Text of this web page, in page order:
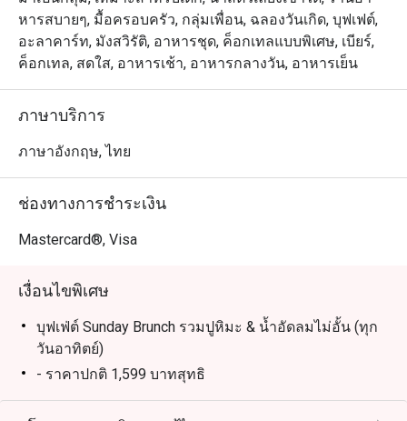
หารสบายๆ, มื้อครอบครัว, กลุ่มเพื่อน, ฉลองวันเกิด, บุฟเฟต์,
อะลาคาร์ท, มังสวิรัติ, อาหารชุด, ค็อกเทลแบบพิเศษ, เบียร์,
ค็อกเทล, สดใส, อาหารเช้า, อาหารกลางวัน, อาหารเย็น
ภาษาบริการ
ภาษาอังกฤษ, ไทย
ช่องทางการชำระเงิน
Mastercard®, Visa
เงื่อนไขพิเศษ
บุฟเฟ่ต์ Sunday Brunch รวมปูหิมะ & น้ำอัดลมไม่อั้น (ทุก
วันอาทิตย์)
- ราคาปกติ 1,599 บาทสุทธิ
- เวลาให้บริการ 11.30 – 15.00 น.